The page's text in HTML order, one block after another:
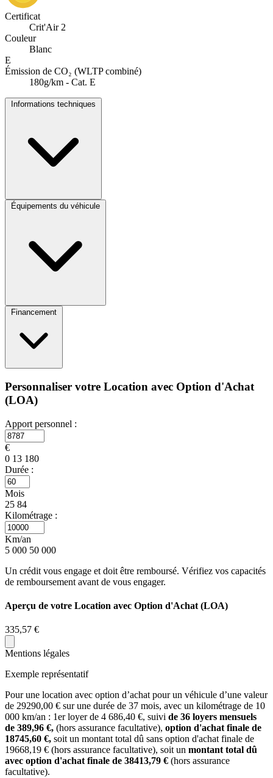
Certificat
Crit'Air 2
Couleur
Blanc
E
Émission de CO₂ (WLTP combiné)
180g/km - Cat. E
Informations techniques
Équipements du véhicule
Financement
Personnaliser votre Location avec Option d'Achat
(LOA)
Apport personnel :
€
0 13 180
Durée :
Mois
25 84
Kilométrage :
Km/an
5 000 50 000
Un crédit vous engage et doit être remboursé. Vérifiez vos capacités
de remboursement avant de vous engager.
Aperçu de votre Location avec Option d'Achat (LOA)
335,57 €
Mentions légales
Exemple représentatif
Pour une location avec option d’achat pour un véhicule d’une valeur
de 29290,00 € sur une durée de 37 mois, avec un kilométrage de 10
000 km/an : 1er loyer de 4 686,40 €, suivi de 36 loyers mensuels
de 389,96 €, (hors assurance facultative), option d'achat finale de
18745,60 €, soit un montant total dû sans option d'achat finale de
19668,19 € (hors assurance facultative), soit un montant total dû
avec option d'achat finale de 38413,79 € (hors assurance
facultative).